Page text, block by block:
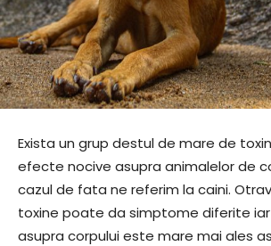
Exista un grup destul de mare de
efecte nocive asupra animalelor de
cazul de fata ne referim la caini.
toxine poate da simptome diferite
asupra corpului este mare mai ales